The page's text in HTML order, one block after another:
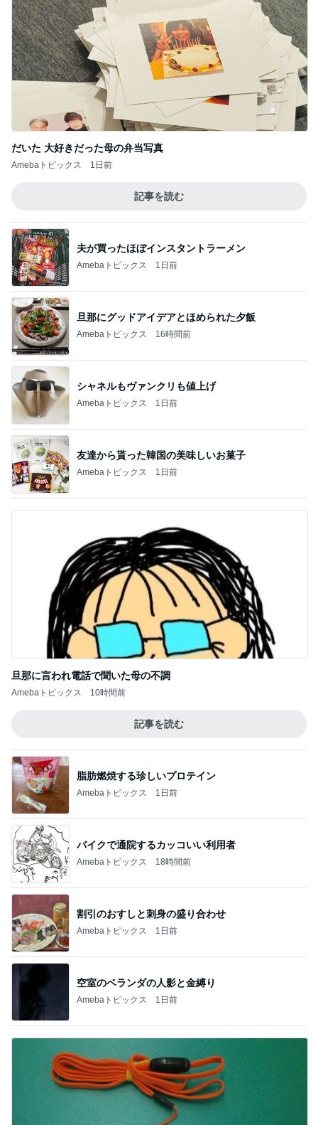
だいた 大好きだった母の弁当写真
Amebaトピックス 1日前
記事を読む
夫が買ったほぼインスタントラーメン
Amebaトピックス 1日前
旦那にグッドアイデアとほめられた夕飯
Amebaトピックス 16時間前
シャネルもヴァンクリも値上げ
Amebaトピックス 1日前
友達から貰った韓国の美味しいお菓子
Amebaトピックス 1日前
旦那に言われ電話で聞いた母の不調
Amebaトピックス 10時間前
記事を読む
脂肪燃焼する珍しいプロテイン
Amebaトピックス 1日前
バイクで通院するカッコいい利用者
Amebaトピックス 18時間前
割引のおすしと刺身の盛り合わせ
Amebaトピックス 1日前
空室のベランダの人影と金縛り
Amebaトピックス 1日前